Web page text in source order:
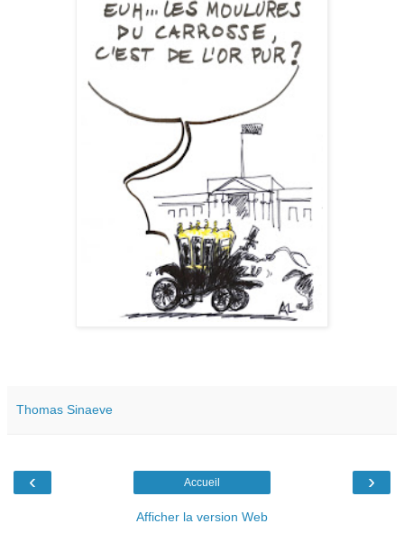
Thomas Sinaeve
‹ ›
Accueil
Afficher la version Web